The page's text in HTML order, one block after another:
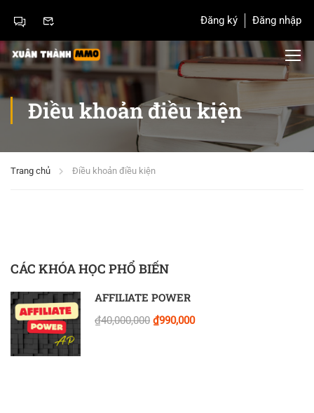
Đăng ký Đăng nhập
Điều khoản điều kiện
Trang chủ Điều khoản điều kiện
CÁC KHÓA HỌC PHỔ BIẾN
AFFILIATE POWER
₫40,000,000 ₫990,000